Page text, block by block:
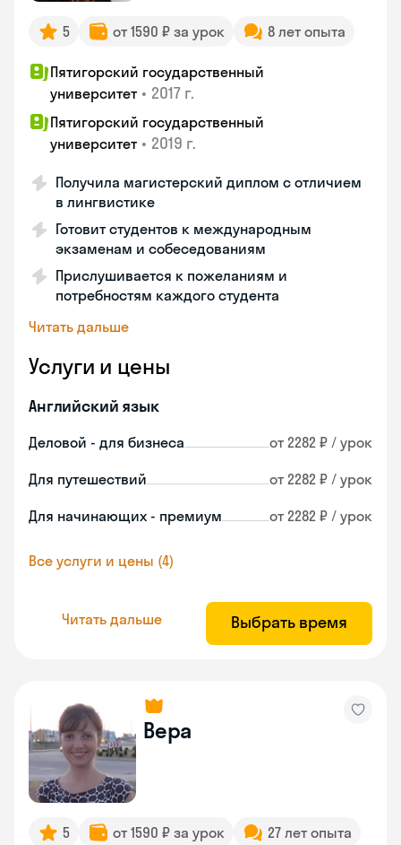
5 от 1590 ₽ за урок 8 лет опыта
Пятигорский государственный
университет • 2017 г.
Пятигорский государственный
университет • 2019 г.
Получила магистерский диплом с отличием
в лингвистике
Готовит студентов к международным
экзаменам и собеседованиям
Прислушивается к пожеланиям и
потребностям каждого студента
Читать дальше
Услуги и цены
Английский язык
Деловой - для бизнеса от 2282 ₽ / урок
Для путешествий от 2282 ₽ / урок
Для начинающих - премиум от 2282 ₽ / урок
Все услуги и цены (4)
Читать дальше Выбрать время
Вера
5 от 1590 ₽ за урок 27 лет опыта